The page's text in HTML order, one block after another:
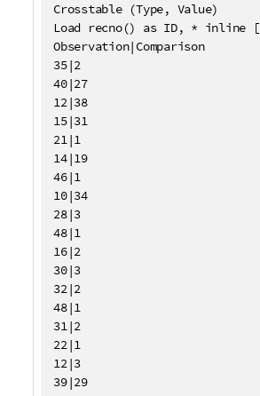
Crosstable (Type, Value)
Load recno() as ID, * inline [
Observation|Comparison
35|2
40|27
12|38
15|31
21|1
14|19
46|1
10|34
28|3
48|1
16|2
30|3
32|2
48|1
31|2
22|1
12|3
39|29